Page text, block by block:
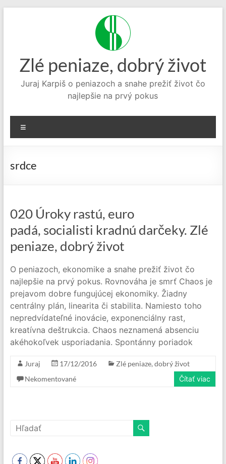
Zlé peniaze, dobrý život
Juraj Karpiš o peniazoch a snahe prežiť život čo
najlepšie na prvý pokus
srdce
020 Úroky rastú, euro
padá, socialisti kradnú darčeky. Zlé
peniaze, dobrý život
O peniazoch, ekonomike a snahe prežiť život čo
najlepšie na prvý pokus. Rovnováha je smrť Chaos je
prejavom dobre fungujúcej ekonomiky. Žiadny
centrálny plán, linearita či stabilita. Namiesto toho
nepredvídateľné inovácie, exponenciálny rast,
kreatívna deštrukcia. Chaos neznamená absenciu
akéhokoľvek usporiadania. Spontánny poriadok
Juraj 17/12/2016
Zlé peniaze, dobrý život
Nekomentované
Čítať viac